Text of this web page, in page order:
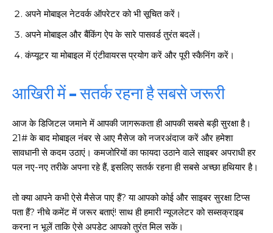
अपने मोबाइल नेटवर्क ऑपरेटर को भी सूचित करें।
अपने मोबाइल और बैंकिंग ऐप के सारे पासवर्ड तुरंत बदलें।
कंप्यूटर या मोबाइल में एंटीवायरस प्रयोग करें और पूरी स्कैनिंग करें।
आखिरी में – सतर्क रहना है सबसे जरूरी
आज के डिजिटल जमाने में आपकी जागरूकता ही आपकी सबसे बड़ी सुरक्षा है।
21# के बाद मोबाइल नंबर से आए मैसेज को नजरअंदाज करें और हमेशा
सावधानी से कदम उठाएं। कमजोरियों का फायदा उठाने वाले साइबर अपराधी हर
पल नए-नए तरीके अपना रहे हैं, इसलिए सतर्क रहना ही सबसे अच्छा हथियार है।
तो क्या आपने कभी ऐसे मैसेज पाए हैं? या आपको कोई और साइबर सुरक्षा टिप्स
पता हैं? नीचे कमेंट में जरूर बताएं! साथ ही हमारी न्यूजलेटर को सब्सक्राइब
करना न भूलें ताकि ऐसे अपडेट आपको तुरंत मिल सकें।